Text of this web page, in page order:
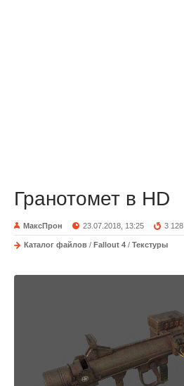
Гранотомет в HD
МаксПрон 23.07.2018, 13:25 3 128
Каталог файлов / Fallout 4 / Текстуры